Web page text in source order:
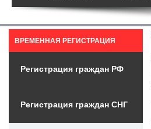
ВРЕМЕННАЯ РЕГИСТРАЦИЯ
Регистрация граждан РФ
Регистрация граждан СНГ